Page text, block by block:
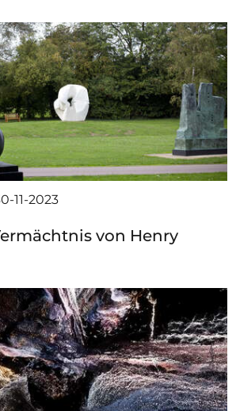
11-2023
von Henry